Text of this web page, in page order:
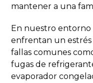
mantener a una
En nuestro entorno
enfrentan un
fallas comunes
fugas de
evaporador